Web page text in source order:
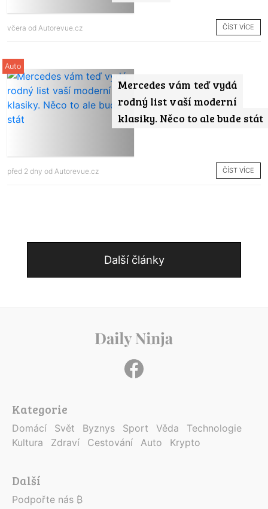
včera od Autorevue.cz ČÍST VÍCE
Mercedes vám teď vydá
rodný list vaší moderní
klasiky. Něco to ale bude stát
Auto
před 2 dny od Autorevue.cz ČÍST VÍCE
Další články
Kategorie
Domácí Svět Byznys Sport Věda
Technologie
Kultura
Zdraví Cestování Auto Krypto
Další
Podpořte nás ₿